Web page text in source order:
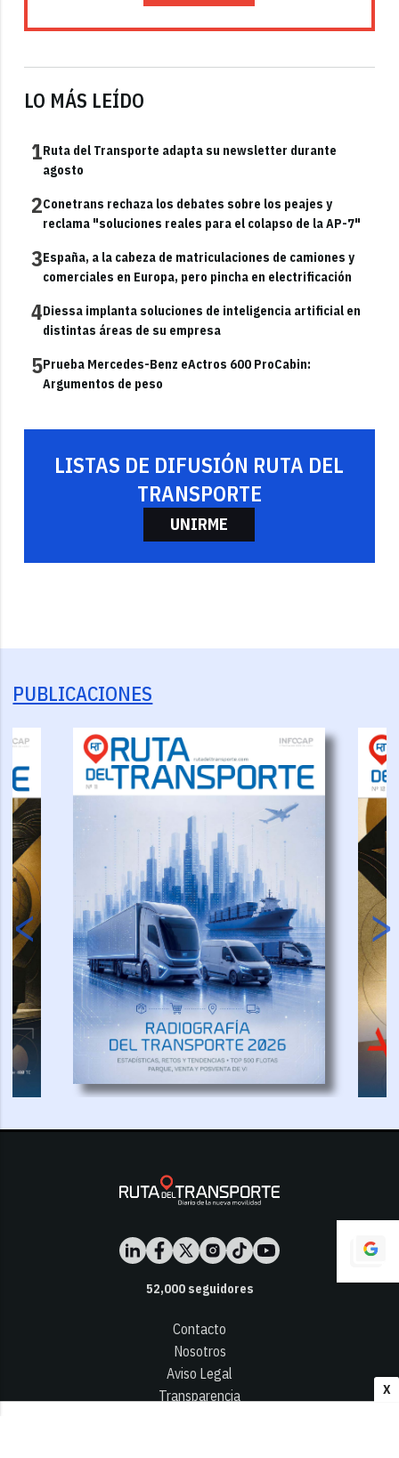
X
LO MÁS LEÍDO
1Ruta del Transporte adapta su newsletter durante
agosto
2Conetrans rechaza los debates sobre los peajes y
reclama "soluciones reales para el colapso de la AP-7"
3España, a la cabeza de matriculaciones de camiones y
comerciales en Europa, pero pincha en electrificación
4Diessa implanta soluciones de inteligencia artificial en
distintas áreas de su empresa
5Prueba Mercedes-Benz eActros 600 ProCabin:
Argumentos de peso
LISTAS DE DIFUSIÓN RUTA DEL
TRANSPORTE
UNIRME
PUBLICACIONES
52,000seguidores
Contacto
Nosotros
Aviso Legal
Transparencia